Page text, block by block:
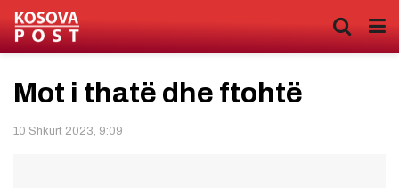
Mot i thatë dhe ftohtë
10 Shkurt 2023, 9:09